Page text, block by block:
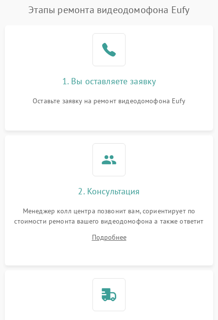
Этапы ремонта видеодомофона Eufy
1. Вы оставляете заявку
Оставьте заявку на ремонт видеодомофона Eufy
2. Консультация
Менеджер колл центра позвонит вам, сориентирует по
стоимости ремонта вашего видеодомофона а также ответит
Подробнее